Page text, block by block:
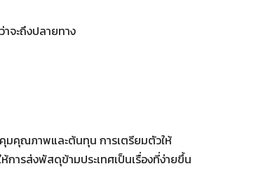
จะถึงปลายทาง
มคุณภาพและต้นทุน การเตรียมตัวให้
ารส่งพัสดุข้ามประเทศเป็นเรื่องที่ง่ายขึ้น